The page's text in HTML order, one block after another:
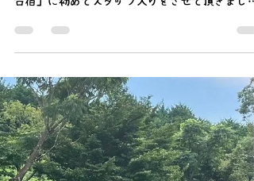
合宿」に初めてスタッフ入りをさせて頂きまし
た。 合宿が始まる前は自分は上手く子どもたち
接することができるだろうか、上手く立ち回るこ
とができるだろうかと緊張してドキドキしていた
のを...